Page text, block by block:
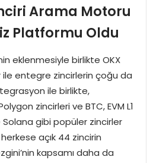
Arama Motoru
Platformu Oldu
eklenmesiyle birlikte OKX
ile entegre zincirlerin çoğu da
ile birlikte,
zincirleri ve BTC, EVM L1
Solana gibi popüler zincirler
açık 44 zincirin
kapsamı daha da